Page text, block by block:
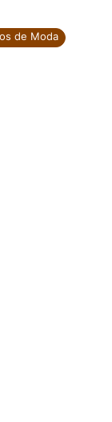
de Moda